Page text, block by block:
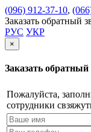
(096) 912-37-10,
Заказать обратный
РУС УКР
×
Заказать обратный
Пожалуйста,
сотрудники